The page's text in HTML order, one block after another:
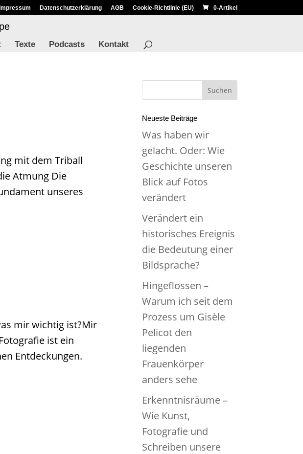
Impressum Datenschutzerklärung AGB Cookie-Richtlinie (EU) 0-Artikel
Texte Podcasts Kontakt
mit dem Triball
Atmung Die
unseres
mir wichtig ist?Mir
ist ein
Entdeckungen.
Neueste Beiträge
Was haben wir
gelacht. Oder: Wie
Geschichte unseren
Blick auf Fotos
verändert
Verändert ein
historisches Ereignis
die Bedeutung einer
Bildsprache?
Hingeflossen –
Warum ich seit dem
Prozess um Gisèle
Pelicot den
liegenden
Frauenkörper
anders sehe
Erkenntnisräume –
Wie Kunst,
Fotografie und
Schreiben unsere